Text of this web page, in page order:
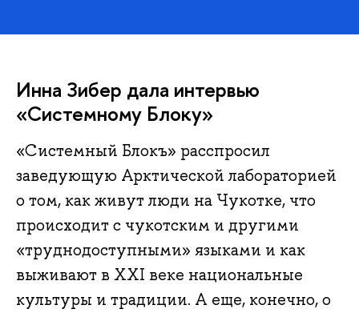
Инна Зибер дала интервью
«Системному Блоку»
«Системный Блокъ» расспросил
заведующую Арктической лабораторией
о том, как живут люди на Чукотке, что
происходит с чукотским и другими
«труднодоступными» языками и как
выживают в XXI веке национальные
культуры и традиции. А еще, конечно, о